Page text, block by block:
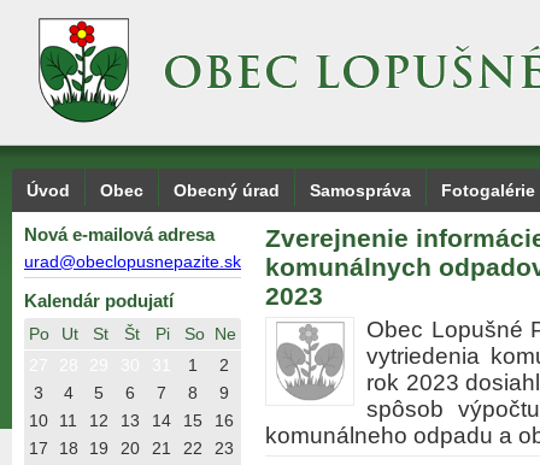
Úvod Obec Obecný úrad Samospráva Fotogalérie
Nová e-mailová adresa
urad@obeclopusnepazite.sk
Kalendár podujatí
Po Ut St Št Pi So Ne
1
2
3
4 5 6 7 8
9
10
11 12 13 14 15
16
17
18 19 20 21 22
23
Zverejnenie
komunálnych
2023
Obec Lopušné
vytriedenia
rok 2023
spôsob
komunálneho odpadu a